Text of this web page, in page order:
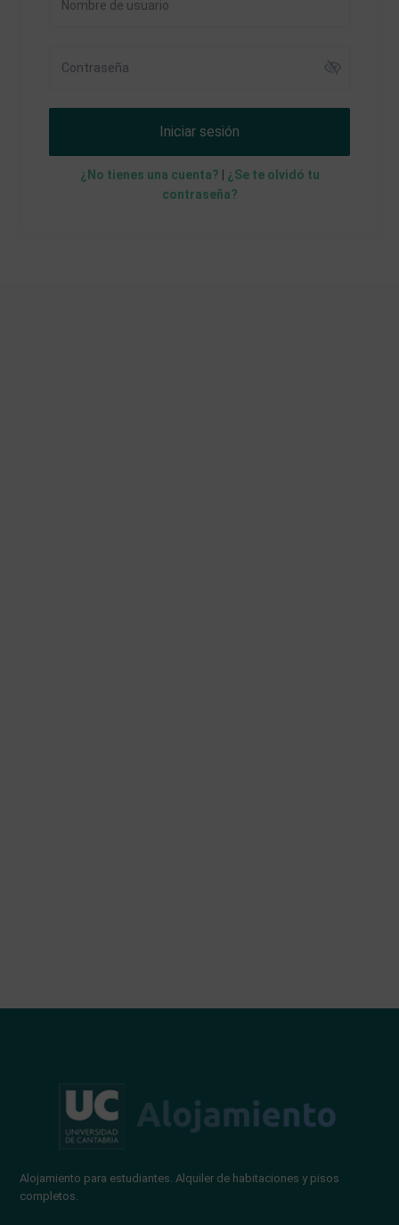
Iniciar sesión
¿No tienes una cuenta?
¿Se te olvidó tu
contraseña?
Alojamiento para estudiantes. Alquiler de habitaciones y pisos
completos.